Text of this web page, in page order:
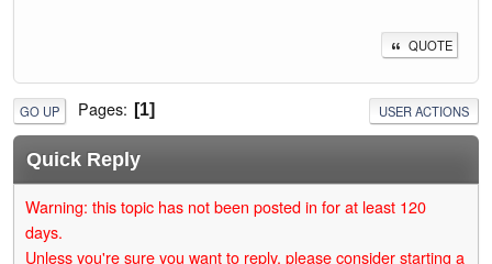
QUOTE
GO UP Pages 1 USER ACTIONS
Quick Reply
Warning: this topic has not been posted in for at least 120
days.
Unless you're sure you want to reply, please consider starting a